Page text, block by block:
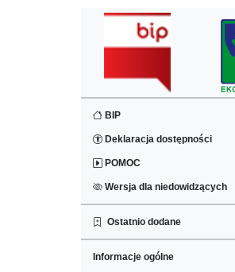
BIP
Deklaracja dostępności
POMOC
Wersja dla niedowidzących
Ostatnio dodane
Informacje ogólne